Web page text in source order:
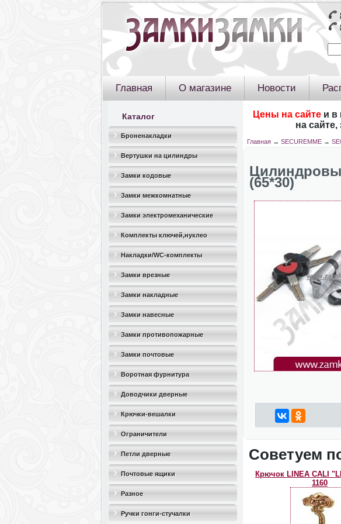
Главная О магазине Новости
Каталог
Броненакладки
Вертушки на цилиндры
Замки кодовые
Замки межкомнатные
Замки электромеханические
Комплекты ключей,нуклео
Накладки/WC-комплекты
Замки врезные
Замки накладные
Замки навесные
Замки противопожарные
Замки почтовые
Воротная фурнитура
Доводчики дверные
Крючки-вешалки
Ограничители
дверные(стопоры)
Петли дверные
Почтовые ящики
Разное
Ручки гонги-стучалки
Цены на сайте и в
на
Главная →SECUREMME →
(65*30)
Советуем
Крючок LINEA CALI
1160